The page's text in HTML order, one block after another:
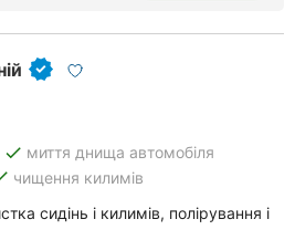
done миття днища автомобіля
чищення килимів
сидінь і килимів, полірування і